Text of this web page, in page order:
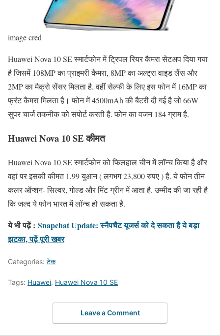
image cred
Huawei Nova 10 SE स्मार्टफोन में ट्रिपल रियर कैमरा सेटअप दिया गया
है जिसमें 108MP का प्राइमरी कैमरा, 8MP का अल्ट्रा वाइड लैंस और
2MP का मैक्रो सेंसर मिलता है. वहीं सेल्फी के लिए इस फोन में 16MP का
फ्रंट कैमरा मिलता है। फोन में 4500mAh की बैटरी दी गई है जो 66W
सुपर चार्ज तकनीक को सपोर्ट करती है. फोन का वजन 184 ग्राम है.
Huawei Nova 10 SE कीमत
Huawei Nova 10 SE स्मार्टफोन को फिलहाल चीन में लॉन्च किया है और
वहां पर इसकी कीमत 1,99 युआन ( लगभग 23,800 रुपए ) है. ये फोन तीन
कलर ऑप्शन- सिल्वर, गोल्ड और मिंट ग्रीन में आता है. उम्मीद की जा रही है
कि जल्द ये फोन भारत में लॉन्च हो सकता है.
ये भी पढ़ें : Snapchat Update: स्नैपचैट यूजर्स को दे सकता है ये बड़ा
झटका, पढ़ें पूरी खबर
Categories: टेक
Tags: Huawei, Huawei Nova 10 SE
Leave a Comment